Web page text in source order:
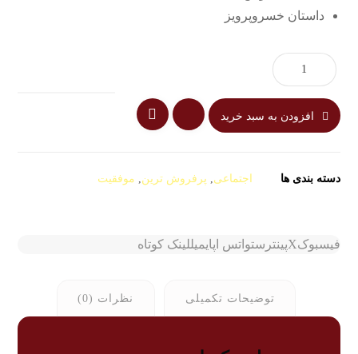
داستان خسروپرویز
افزودن به سبد خرید
دسته بندی ها اجتماعی پرفروش ترین موفقیت
فیسبوکXپینترستواتس اپایمیللینک کوتاه
توضیحات تکمیلی نظرات (0)